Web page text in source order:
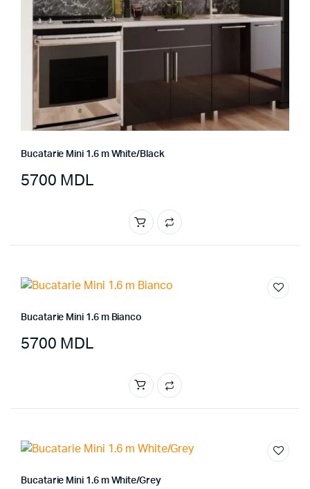
Bucatarie Mini 1.6 m White/Black
5700 MDL
Bucatarie Mini 1.6 m Bianco
5700 MDL
Bucatarie Mini 1.6 m White/Grey